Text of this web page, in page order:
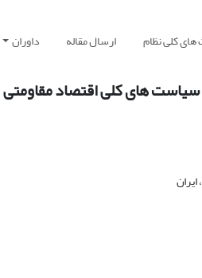
کلی نظام ارسال مقاله داوران
های کلی اقتصاد مقاومتی